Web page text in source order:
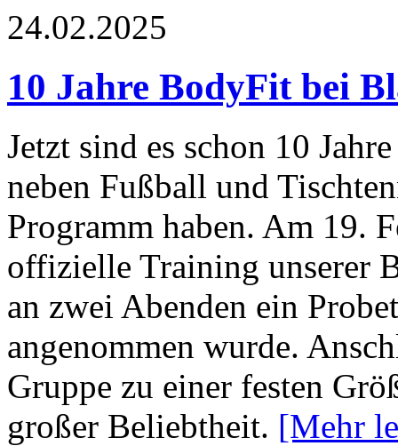
24.02.2025
10 Jahre BodyFit bei
Jetzt sind es schon 10
neben Fußball und
Programm haben. Am 19.
offizielle Training unserer
an zwei Abenden ein
angenommen wurde.
Gruppe zu einer festen
großer Beliebtheit. [Mehr